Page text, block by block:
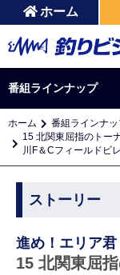
ホーム
番組ラインナップ
ホーム 番組ラインナ
15 北関東屈指のトー
川F＆Cフィールドビ
ストーリー
進め！エリア君
15 北関東屈